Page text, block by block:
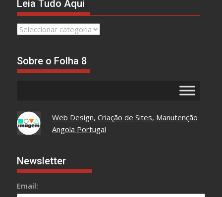
Leia Tudo Aqui
Leia
Sobre o Folha 8
Web Design, Criação de Sites, Manutenção
Angola Portugal
Newsletter
Email: